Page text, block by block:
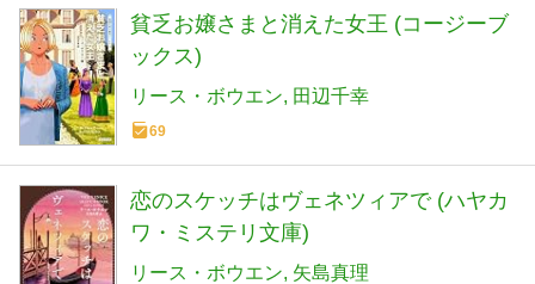
貧乏お嬢さまと消えた女王 (コージーブ
ックス)
リース・ボウエン 田辺千幸
69
恋のスケッチはヴェネツィアで (ハヤカ
ワ・ミステリ文庫)
リース・ボウエン 矢島真理